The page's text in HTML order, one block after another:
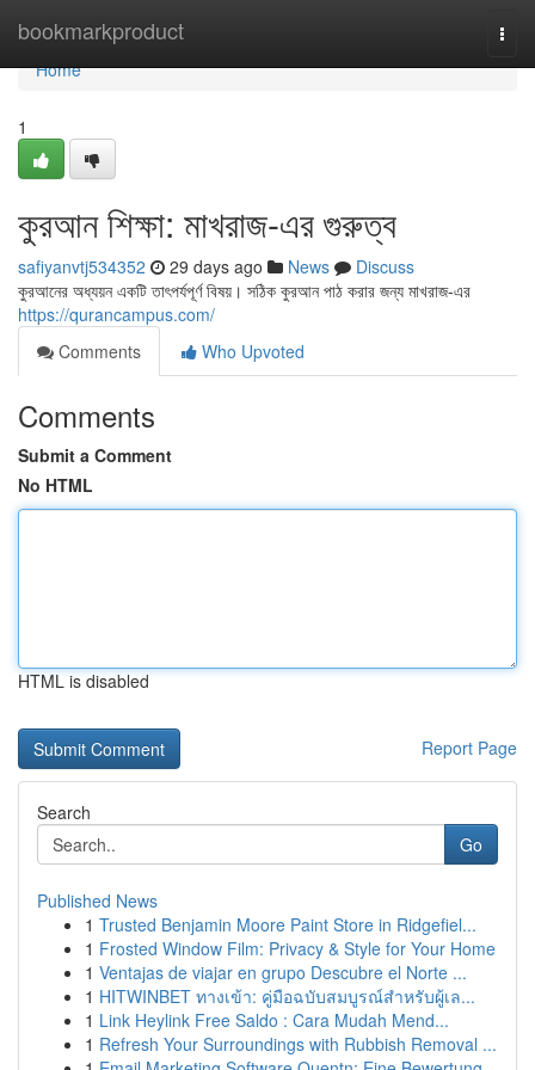
bookmarkproduct
Home
Home
1
কুরআন শিক্ষা: মাখরাজ-এর গুরুত্ব
safiyanvtj534352 29 days ago News
Discuss
কুরআনের অধ্যয়ন একটি তাৎপর্যপূর্ণ বিষয়। সঠিক কুরআন পাঠ করার জন্য মাখরাজ-এর
https://qurancampus.com/
Comments
Who Upvoted
Comments
Submit a Comment
No HTML
HTML is disabled
Report Page
Search
Go
Published News
1 Trusted Benjamin Moore Paint Store in Ridgefiel...
1 Frosted Window Film: Privacy & Style for Your Home
1 Ventajas de viajar en grupo Descubre el Norte ...
1 HITWINBET ทางเข้า: คู่มือฉบับสมบูรณ์สำหรับผู้เล...
1 Link Heylink Free Saldo : Cara Mudah Mend...
1 Refresh Your Surroundings with Rubbish Removal ...